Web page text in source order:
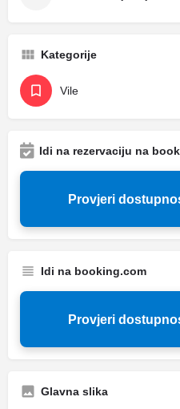
Kategorije
Vile
Idi na rezervaciju na
Provjeri
Idi na booking.com
Provjeri
Glavna slika